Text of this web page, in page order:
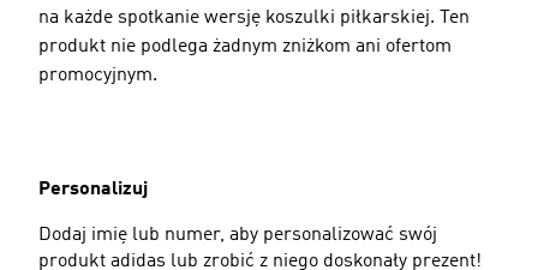
na każde spotkanie wersję koszulki piłkarskiej. Ten
produkt nie podlega żadnym zniżkom ani ofertom
promocyjnym.
Personalizuj
Dodaj imię lub numer, aby personalizować swój
produkt adidas lub zrobić z niego doskonały prezent!